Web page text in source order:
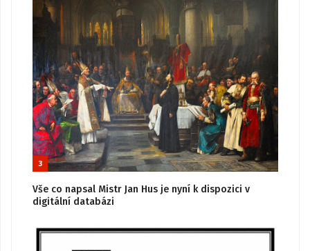
3
Vše co napsal Mistr Jan Hus je nyní k dispozici v
digitální databázi